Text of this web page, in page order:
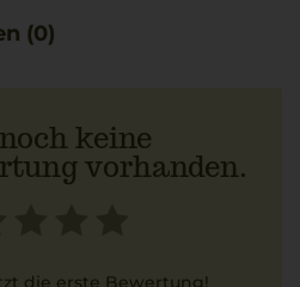
(0)
keine
vorhanden.
die erste Bewertung!